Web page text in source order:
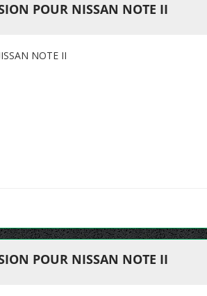
POUR NISSAN NOTE II
NOTE II
POUR NISSAN NOTE II